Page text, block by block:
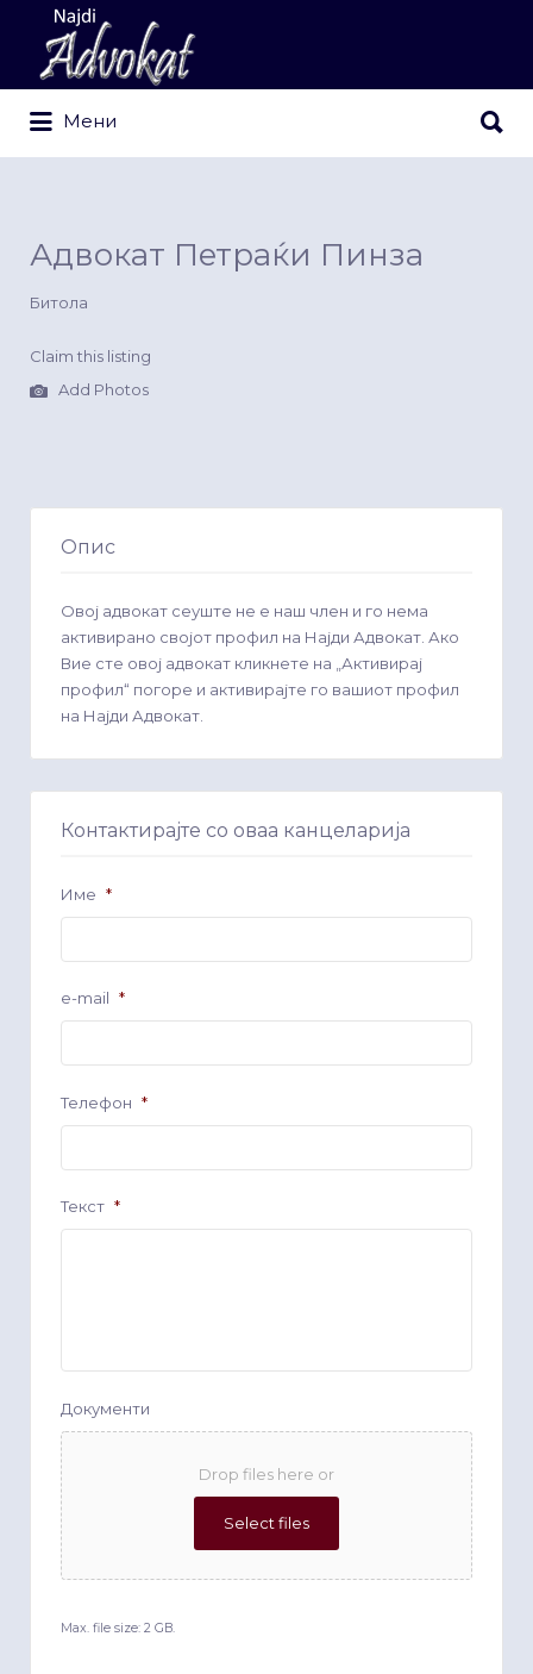
Search
for:
Мени
for:
Адвокат Петраќи Пинза
Битола
Claim this listing
Add Photos
Опис
Овој адвокат сеуште не е наш член и го нема
активирано својот профил на Најди Адвокат. Ако
Вие сте овој адвокат кликнете на „Активирај
профил“ погоре и активирајте го вашиот профил
на Најди Адвокат.
Контактирајте со оваа канцеларија
Име *
e-mail *
Телефон *
Текст *
Документи
Drop files here or
Select files
Max. file size: 2 GB.